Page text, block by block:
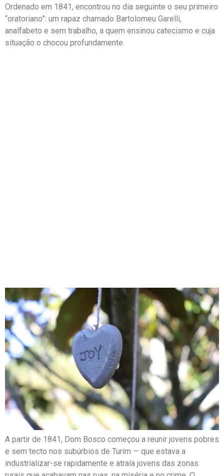
Ordenado em 1841, encontrou no dia seguinte o seu primeiro
“oratoriano”: um rapaz chamado Bartolomeu Garelli,
analfabeto e sem trabalho, a quem ensinou catecismo e cuja
situação o chocou profundamente.
A partir de 1841, Dom Bosco começou a reunir jovens pobres
e sem tecto nos subúrbios de Turim — que estava a
industrializar-se rapidamente e atraía jovens das zonas